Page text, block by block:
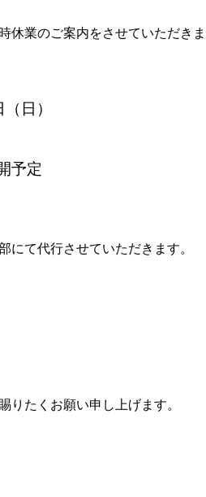
休業のご案内をさせていただき
（日）
予定
にて代行させていただきます。
りたくお願い申し上げます。